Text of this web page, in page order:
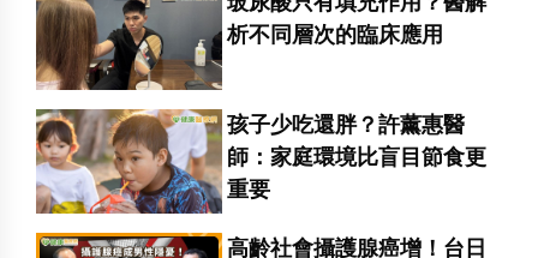
析不同層次的臨床應用
孩子少吃還胖？許薰惠醫
師：家庭環境比盲目節食更
重要
高齡社會攝護腺癌增！台日